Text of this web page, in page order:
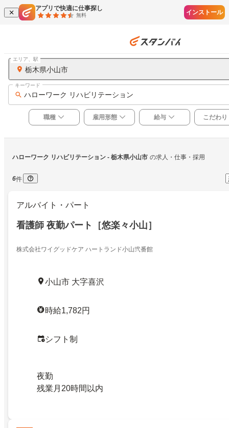
アプリで快適に仕事探し
無料 インストール
栃木県小山市
エリア、駅
ハローワーク リハビリテーション
キーワード
職種 雇用形態 給与 こだわり
ハローワーク リハビリテーション - 栃木県小山市 の求人・仕事・採用
6件
アルバイト・パート
看護師 夜勤パート［悠楽々小山］
株式会社ワイグッドケア ハートランド小山弐番館
小山市 大字喜沢
時給1,782円
シフト制
夜勤
残業月20時間以内